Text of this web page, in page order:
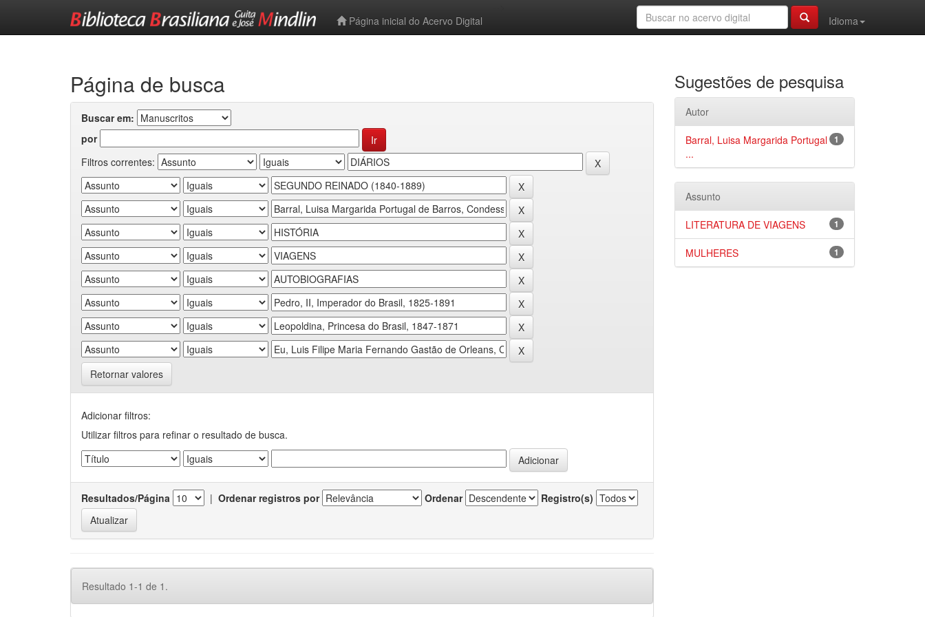
Página inicial do Acervo Digital
Idioma
Página de busca
Buscar em:
por
Filtros correntes:
Retornar valores
Adicionar filtros:
Utilizar filtros para refinar o resultado de busca.
Resultados/Página | Ordenar registros por Ordenar Registro(s)
Resultado 1-1 de 1.
Sugestões de pesquisa
Autor
1
Barral, Luisa Margarida Portugal
...
Assunto
1
LITERATURA DE VIAGENS
1
MULHERES